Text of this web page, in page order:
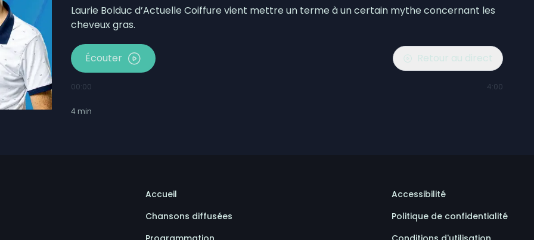
en 2025Laurie Bolduc d’Actuelle Coiffure vient mettre un terme à un certain mythe concernant les
cheveux gras.
Écouter Retour au direct
00:00 4:00
4 min
Accueil
Chansons diffusées
Accessibilité
Politique de confidentialité